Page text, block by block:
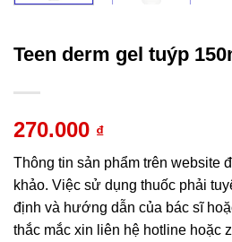
Teen derm gel tuýp
270.000 ₫
Thông tin sản phẩm trên website
khảo. Việc sử dụng thuốc phải
định và hướng dẫn của bác sĩ
thắc mắc xin liên hệ hotline hoặc